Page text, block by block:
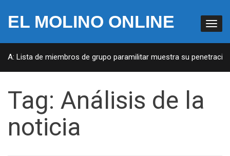
EL MOLINO ONLINE
Lista de miembros de grupo paramilitar muestra su penetración
Tag: Análisis de la
noticia